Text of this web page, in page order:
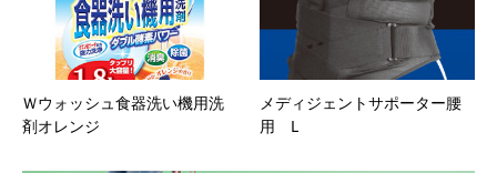
Ｗウォッシュ食器洗い機用洗
剤オレンジ
メディジェントサポーター腰
用 L